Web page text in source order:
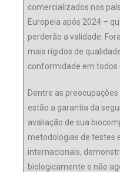
comercializados nos
Europeia após 2024 –
perderão a validade.
mais rígidos de
conformidade em todos
Dentre as
estão a garantia da
avaliação de sua
metodologias de testes
internacionais,
biologicamente e não